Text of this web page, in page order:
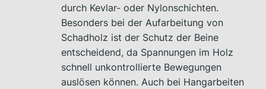
durch Kevlar- oder Nylonschichten.
Besonders bei der Aufarbeitung von
Schadholz ist der Schutz der Beine
entscheidend, da Spannungen im Holz
schnell unkontrollierte Bewegungen
auslösen können. Auch bei Hangarbeiten